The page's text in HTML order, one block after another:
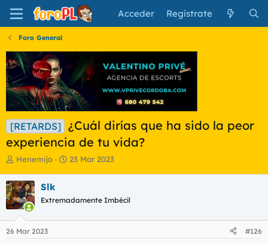
Acceder Regístrate
Foro General
[RETARDS]
¿Cuál dirías que ha sido la peor
experiencia de tu vida?
I
i
c
i
a
d
o
Henemijo
F
a
e
23 Mar 2023
Slk
Extremadamente Imbécil
26 Mar 2023 #126